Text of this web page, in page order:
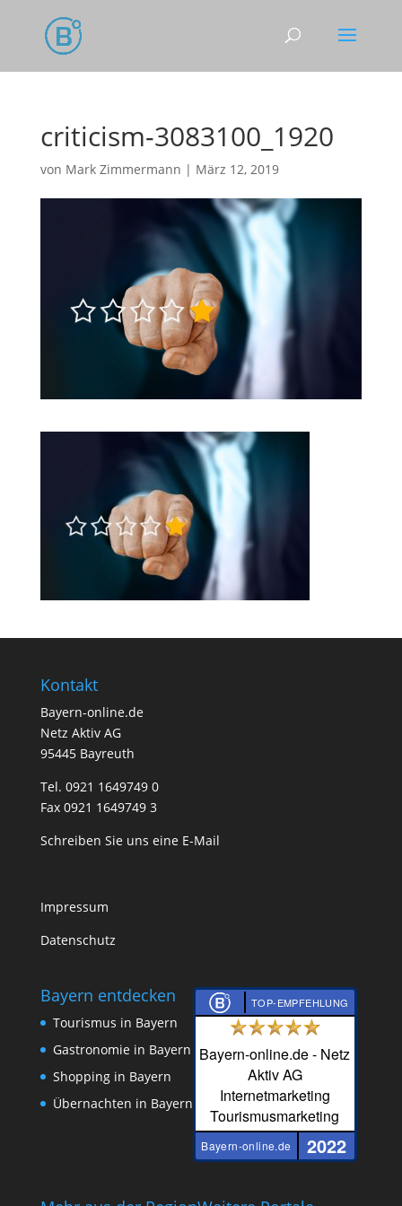
criticism-3083100_1920
von Mark Zimmermann | März 12, 2019
Kontakt
Bayern-online.de
Netz Aktiv AG
95445 Bayreuth
Tel. 0921 1649749 0
Fax 0921 1649749 3
Schreiben Sie uns eine E-Mail
Impressum
Datenschutz
Bayern entdecken
Tourismus in Bayern
Gastronomie in Bayern
Shopping in Bayern
Übernachten in Bayern
TOP-EMPFEHLUNG
Bayern-online.de - Netz
Aktiv AG
Internetmarketing
Tourismusmarketing
Bayern-online.de 2022